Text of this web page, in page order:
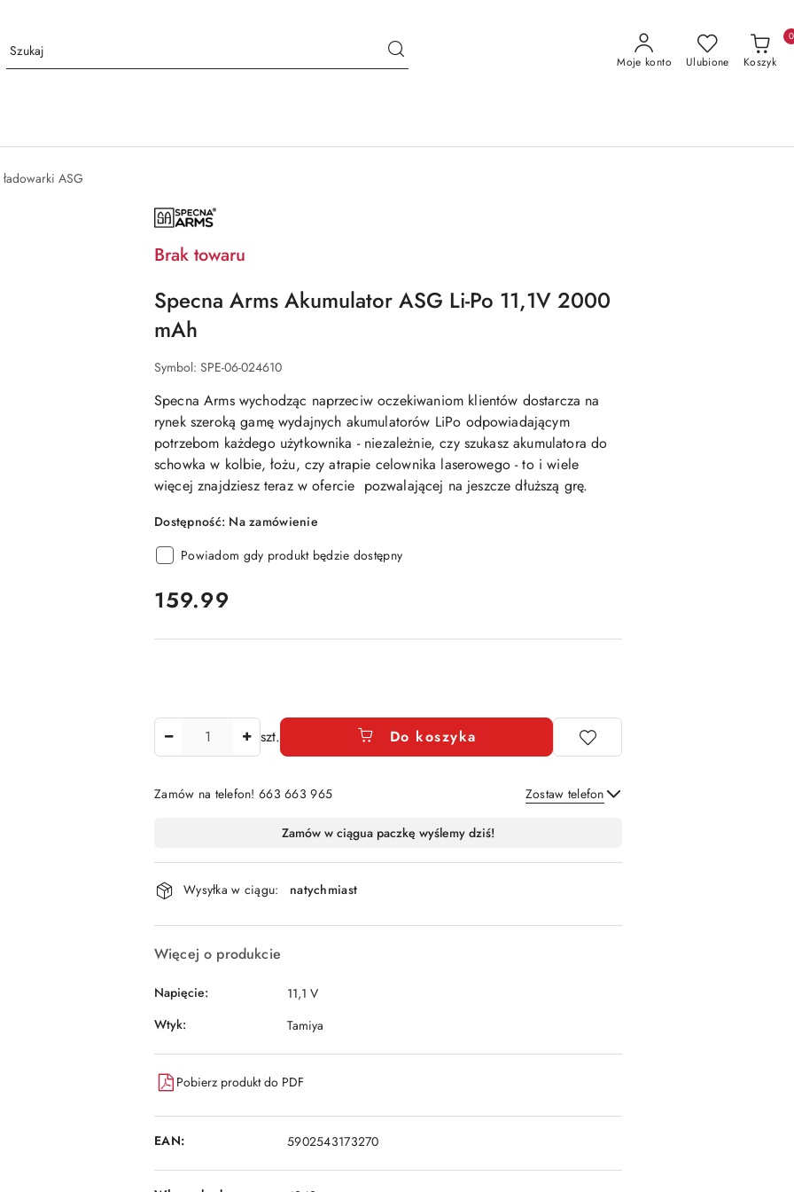
Moje konto Ulubione Koszyk
0
ASG
NAZWA
PRODUCENTA:
ARMS
Brak towaru
Specna Arms Akumulator ASG Li-Po 11,1V 2000
mAh
Symbol: SPE-06-024610
Specna Arms wychodząc naprzeciw oczekiwaniom klientów dostarcza na
rynek szeroką gamę wydajnych akumulatorów LiPo odpowiadającym
potrzebom każdego użytkownika - niezależnie, czy szukasz akumulatora do
schowka w kolbie, łożu, czy atrapie celownika laserowego - to i wiele
więcej znajdziesz teraz w ofercie pozwalającej na jeszcze dłuższą grę.
Dostępność: Na zamówienie
Powiadom gdy produkt będzie dostępny
cena:
159.99
szt. Do koszyka
Zamów na telefon! 663 663 965 Zostaw telefon
i
dostawa
Zamów w ciągua paczkę wyślemy dziś!
Wysyłka w ciągu: natychmiast
Więcej o produkcie
Napięcie:
11,1 V
Wtyk:
Tamiya
Pobierz produkt do PDF
EAN: 5902543173270